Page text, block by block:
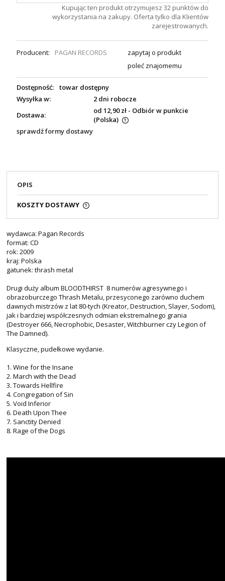
Kupując ten produkt otrzymujesz 32 punktów do
wykorzystania na zakupy. Oferta tylko dla Klientów
zarejestrowanych.
Producent: PAGAN RECORDS
zapytaj o produkt
poleć znajomemu
Dostępność:
towar dostępny
Wysyłka w:
2 dni robocze
Dostawa:
od 12,90 zł - Odbiór w punkcie
(Polska)
sprawdź formy dostawy
OPIS
KOSZTY DOSTAWY
wydawca: Pagan Records
format: CD
rok: 2009
kraj: Polska
gatunek: thrash metal
Drugi duży album BLOODTHIRST 8 numerów agresywnego i
obrazoburczego Thrash Metalu, przesyconego zarówno duchem
dawnych mistrzów z lat 80-tych (Kreator, Destruction, Slayer, Sodom),
jak i bardziej współczesnych odmian ekstremalnego grania
(Destroyer 666, Necrophobic, Desaster, Witchburner czy Legion of
The Damned).
Klasyczne, pudełkowe wydanie.
1. Wine for the Insane
2. March with the Dead
3. Towards Hellfire
4. Congregation of Sin
5. Void Inferior
6. Death Upon Thee
7. Sanctity Denied
8. Rage of the Dogs